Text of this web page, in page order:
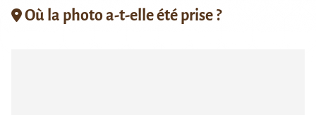
Où la photo a-t-elle été prise ?